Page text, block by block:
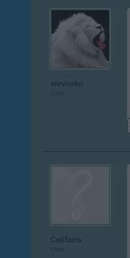
stevosko
User
Califoria
User